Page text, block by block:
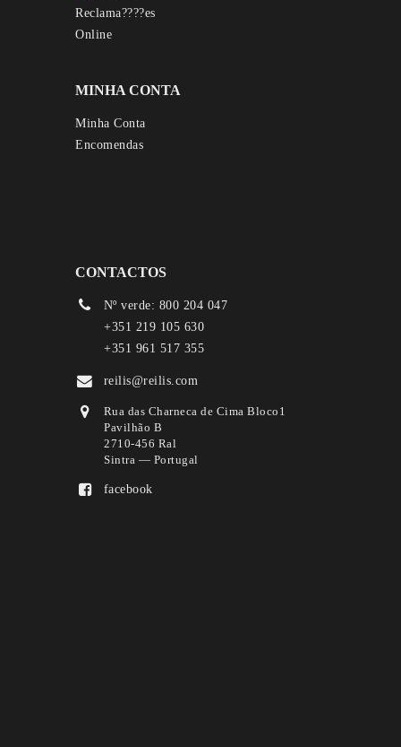
MINHA CONTA
Minha Conta
Encomendas
CONTACTOS
Nº verde: 800 204 047
+351 219 105 630
+351 961 517 355
reilis@reilis.com
Rua das Charneca de Cima Bloco1
Pavilhão B
2710-456 Ral
Sintra — Portugal
facebook